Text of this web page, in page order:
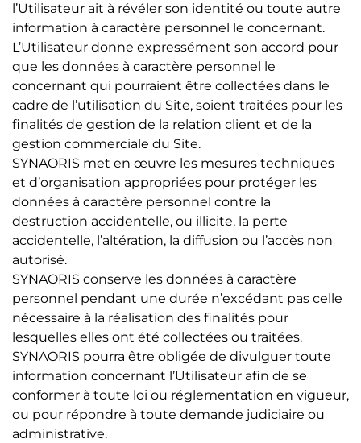
l’Utilisateur ait à révéler son identité ou toute autre
information à caractère personnel le concernant.
L’Utilisateur donne expressément son accord pour
que les données à caractère personnel le
concernant qui pourraient être collectées dans le
cadre de l’utilisation du Site, soient traitées pour les
finalités de gestion de la relation client et de la
gestion commerciale du Site.
SYNAORIS met en œuvre les mesures techniques
et d’organisation appropriées pour protéger les
données à caractère personnel contre la
destruction accidentelle, ou illicite, la perte
accidentelle, l’altération, la diffusion ou l’accès non
autorisé.
SYNAORIS conserve les données à caractère
personnel pendant une durée n’excédant pas celle
nécessaire à la réalisation des finalités pour
lesquelles elles ont été collectées ou traitées.
SYNAORIS pourra être obligée de divulguer toute
information concernant l’Utilisateur afin de se
conformer à toute loi ou réglementation en vigueur,
ou pour répondre à toute demande judiciaire ou
administrative.